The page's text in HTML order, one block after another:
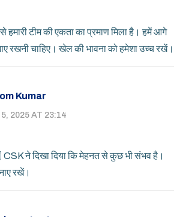
टीम की एकता का प्रमाण मिला है। हमें आगे
रखनी चाहिए। खेल की भावना को हमेशा उच्च रखें।
Kumar
2025 AT 23:14
CSK ने दिखा दिया कि मेहनत से कुछ भी संभव है।
रखें।